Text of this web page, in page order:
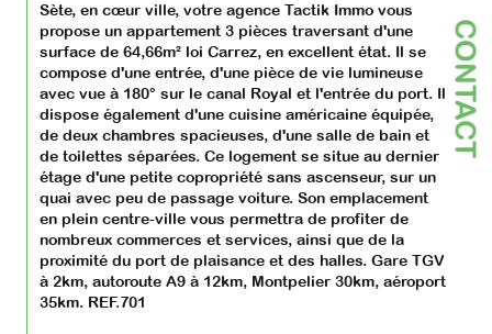
CONTACT
Sète, en cœur ville, votre agence Tactik Immo vous
propose un appartement 3 pièces traversant d'une
surface de 64,66m² loi Carrez, en excellent état. Il se
compose d'une entrée, d'une pièce de vie lumineuse
avec vue à 180° sur le canal Royal et l'entrée du port. Il
dispose également d'une cuisine américaine équipée,
de deux chambres spacieuses, d'une salle de bain et
de toilettes séparées. Ce logement se situe au dernier
étage d'une petite copropriété sans ascenseur, sur un
quai avec peu de passage voiture. Son emplacement
en plein centre-ville vous permettra de profiter de
nombreux commerces et services, ainsi que de la
proximité du port de plaisance et des halles. Gare TGV
à 2km, autoroute A9 à 12km, Montpelier 30km, aéroport
35km. REF.701